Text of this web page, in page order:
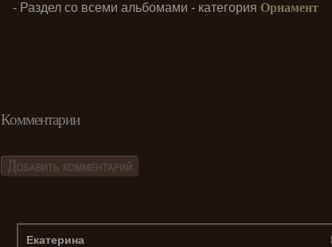
- Раздел со всеми альбомами - категория Орнамент
Комментарии
Екатерина